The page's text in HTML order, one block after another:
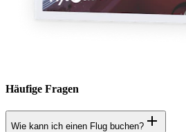
Häufige Fragen
Wie kann ich einen Flug buchen?